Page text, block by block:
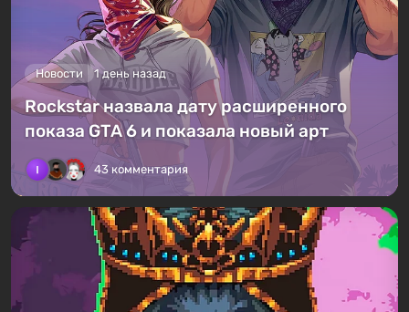
Новости 1 день назад
Rockstar назвала дату расширенного
показа GTA 6 и показала новый арт
43 комментария